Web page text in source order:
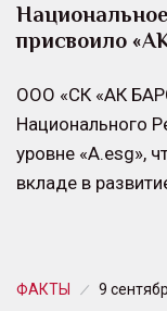
Национальное
присвоило
ООО «СК «АК
Национального
уровне «A.esg»,
вкладе в
ФАКТЫ 9